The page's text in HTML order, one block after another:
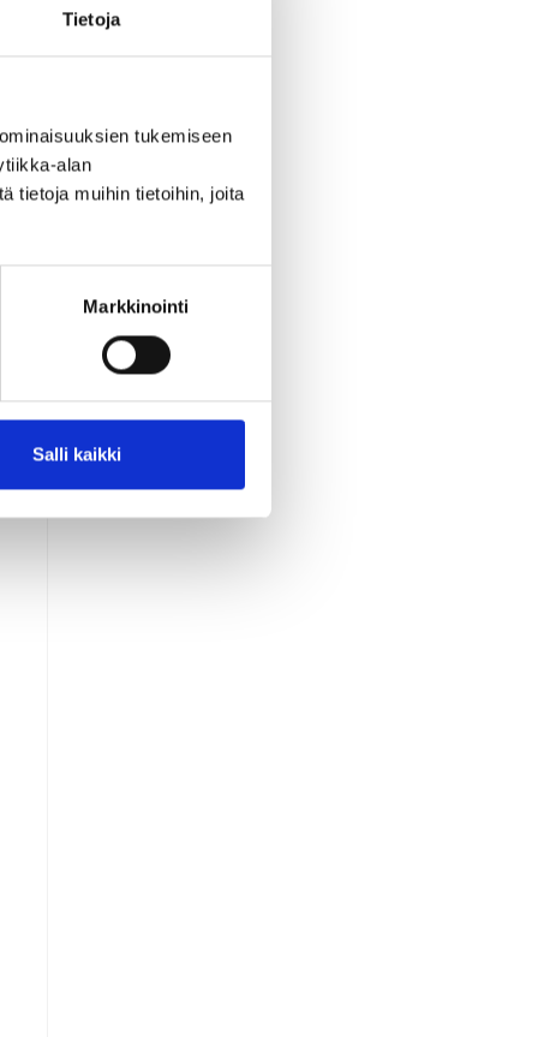
Tietoja
tukemiseen
alan
tietoja muihin tietoihin, joita
Markkinointi
Salli kaikki